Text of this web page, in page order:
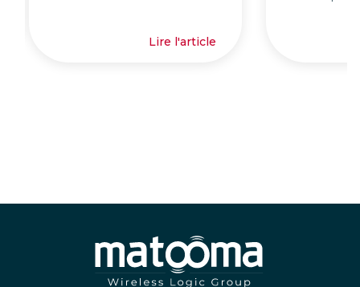
Lire l'article